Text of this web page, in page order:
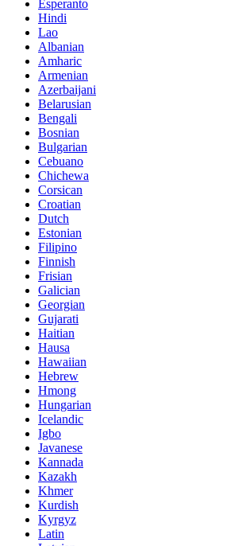
Esperanto
Hindi
Lao
Albanian
Amharic
Armenian
Azerbaijani
Belarusian
Bengali
Bosnian
Bulgarian
Cebuano
Chichewa
Corsican
Croatian
Dutch
Estonian
Filipino
Finnish
Frisian
Galician
Georgian
Gujarati
Haitian
Hausa
Hawaiian
Hebrew
Hmong
Hungarian
Icelandic
Igbo
Javanese
Kannada
Kazakh
Khmer
Kurdish
Kyrgyz
Latin